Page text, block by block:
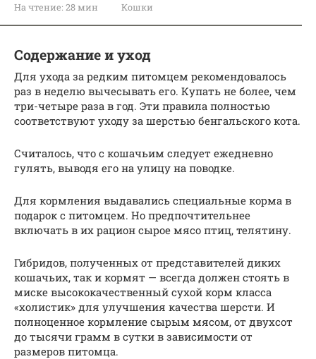
На чтение: 28 мин Кошки
Содержание и уход
Для ухода за редким питомцем рекомендовалось
раз в неделю вычесывать его. Купать не более, чем
три-четыре раза в год. Эти правила полностью
соответствуют уходу за шерстью бенгальского кота.
Считалось, что с кошачьим следует ежедневно
гулять, выводя его на улицу на поводке.
Для кормления выдавались специальные корма в
подарок с питомцем. Но предпочтительнее
включать в их рацион сырое мясо птиц, телятину.
Гибридов, полученных от представителей диких
кошачьих, так и кормят — всегда должен стоять в
миске высококачественный сухой корм класса
«холистик» для улучшения качества шерсти. И
полноценное кормление сырым мясом, от двухсот
до тысячи грамм в сутки в зависимости от
размеров питомца.